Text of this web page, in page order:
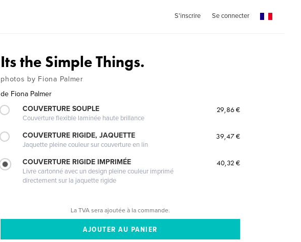
S'inscrire Se connecter
Its the Simple Things.
photos by Fiona Palmer
de Fiona Palmer
COUVERTURE SOUPLE
Couverture flexible laminée haute brillance
29,86 €
COUVERTURE RIGIDE, JAQUETTE
Jaquette pleine couleur sur couverture en lin
39,47 €
COUVERTURE RIGIDE IMPRIMÉE
Livre cartonné avec un design pleine couleur imprimé
directement sur la jaquette rigide
40,32 €
La TVA sera ajoutée à la commande.